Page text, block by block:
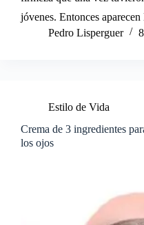
jóvenes. Entonces
Pedro Lisperguer
Estilo de Vida
Crema de 3 ingredientes
los ojos